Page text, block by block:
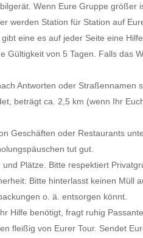
Wenn Eure Gruppe größer
werden Station für Station auf
eine es auf jeder Seite eine
Gültigkeit von 5 Tagen. Falls das
Antworten oder Straßennamen
beträgt ca. 2,5 km (wenn Ihr
Geschäften oder Restaurants
tut gut.
Plätze. Bitte respektiert
Bitte hinterlasst keinen
o. ä. entsorgen könnt.
Hilfe benötigt, fragt ruhig
fleißig von Eurer Tour. Sendet